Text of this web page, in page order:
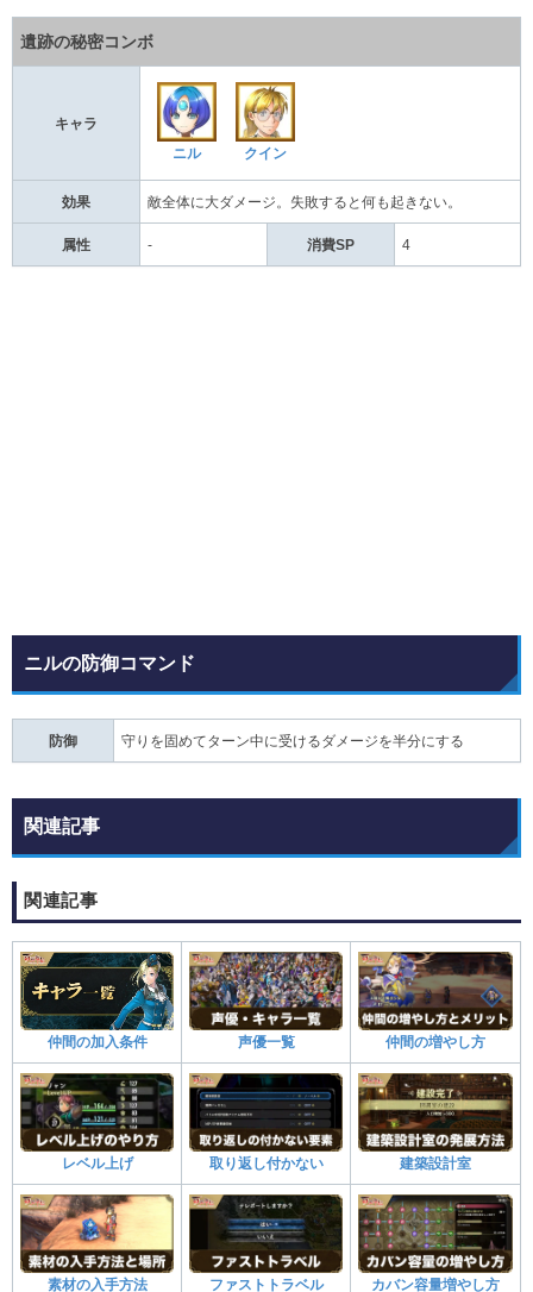
遺跡の秘密コンボ
キャラ
ニル クイン
効果 敵全体に大ダメージ。失敗すると何も起きない。
属性 - 消費SP 4
ニルの防御コマンド
防御 守りを固めてターン中に受けるダメージを半分にする
関連記事
関連記事
仲間の加入条件 声優一覧 仲間の増やし方
レベル上げ 取り返し付かない 建築設計室
素材の入手方法 ファストトラベル カバン容量増やし方